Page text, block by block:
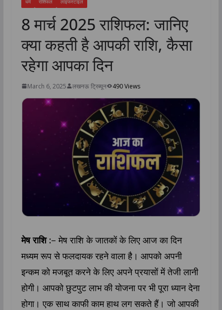
8 मार्च 2025 राशिफल: जानिए
क्या कहती है आपकी राशि, कैसा
रहेगा आपका दिन
March 6, 2025 लखनऊ ट्रिब्यून 490 Views
मेष राशि :– मेष राशि के जातकों के लिए आज का दिन
मध्यम रूप से फलदायक रहने वाला है। आपको अपनी
इन्कम को मजबूत करने के लिए अपने प्रयासों में तेजी लानी
होगी। आपको छुटपुट लाभ की योजना पर भी पूरा ध्यान देना
होगा। एक साथ काफी काम हाथ लग सकते हैं। जो आपकी